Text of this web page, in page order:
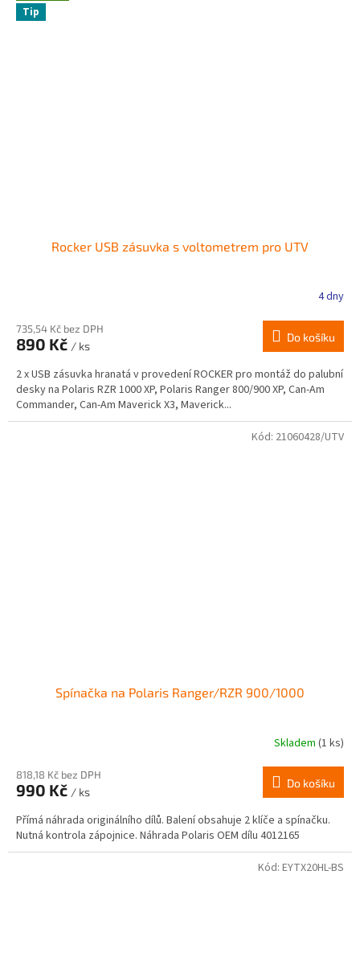
Tip
Rocker USB zásuvka s voltometrem pro UTV
4 dny
735,54 Kč bez DPH
890 Kč / ks
Do košíku
2 x USB zásuvka hranatá v provedení ROCKER pro montáž do palubní
desky na Polaris RZR 1000 XP, Polaris Ranger 800/900 XP, Can-Am
Commander, Can-Am Maverick X3, Maverick...
Spínačka na Polaris Ranger/RZR 900/1000
Skladem (1 ks)
818,18 Kč bez DPH
990 Kč / ks
Do košíku
Přímá náhrada originálního dílů. Balení obsahuje 2 klíče a spínačku.
Nutná kontrola zápojnice. Náhrada Polaris OEM dílu 4012165
Kód: 21060428/UTV
Kód: EYTX20HL-BS